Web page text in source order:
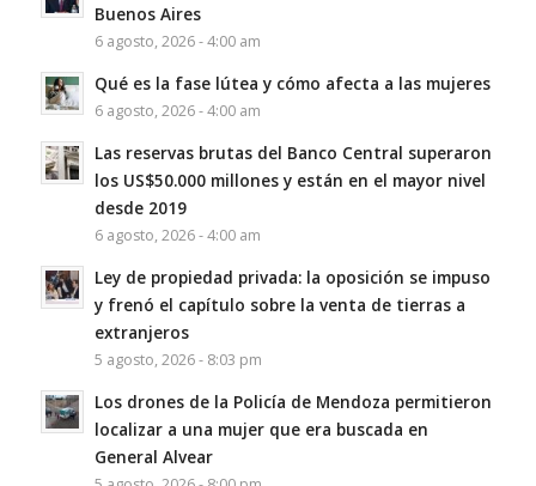
Buenos Aires
6 agosto, 2026 - 4:00 am
Qué es la fase lútea y cómo afecta a las mujeres
6 agosto, 2026 - 4:00 am
Las reservas brutas del Banco Central superaron
los US$50.000 millones y están en el mayor nivel
desde 2019
6 agosto, 2026 - 4:00 am
Ley de propiedad privada: la oposición se impuso
y frenó el capítulo sobre la venta de tierras a
extranjeros
5 agosto, 2026 - 8:03 pm
Los drones de la Policía de Mendoza permitieron
localizar a una mujer que era buscada en
General Alvear